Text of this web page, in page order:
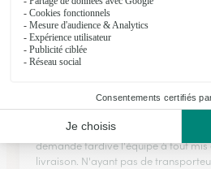
13/12/2025
Bouquet anniversaire
J'ai écrit le jour même en fin de
demande tardive l'équipe à tout mis
livraison. N'ayant pas de